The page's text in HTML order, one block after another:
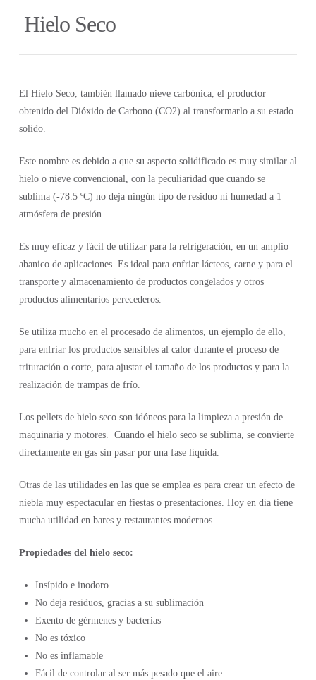
Hielo Seco
El Hielo Seco, también llamado nieve carbónica, el productor
obtenido del Dióxido de Carbono (CO2) al transformarlo a su estado
solido.
Este nombre es debido a que su aspecto solidificado es muy similar al
hielo o nieve convencional, con la peculiaridad que cuando se
sublima (-78.5 ºC) no deja ningún tipo de residuo ni humedad a 1
atmósfera de presión.
Es muy eficaz y fácil de utilizar para la refrigeración, en un amplio
abanico de aplicaciones. Es ideal para enfriar lácteos, carne y para el
transporte y almacenamiento de productos congelados y otros
productos alimentarios perecederos.
Se utiliza mucho en el procesado de alimentos, un ejemplo de ello,
para enfriar los productos sensibles al calor durante el proceso de
trituración o corte, para ajustar el tamaño de los productos y para la
realización de trampas de frío.
Los pellets de hielo seco son idóneos para la limpieza a presión de
maquinaria y motores. Cuando el hielo seco se sublima, se convierte
directamente en gas sin pasar por una fase líquida.
Otras de las utilidades en las que se emplea es para crear un efecto de
niebla muy espectacular en fiestas o presentaciones. Hoy en día tiene
mucha utilidad en bares y restaurantes modernos.
Propiedades del hielo seco:
Insípido e inodoro
No deja residuos, gracias a su sublimación
Exento de gérmenes y bacterias
No es tóxico
No es inflamable
Fácil de controlar al ser más pesado que el aire